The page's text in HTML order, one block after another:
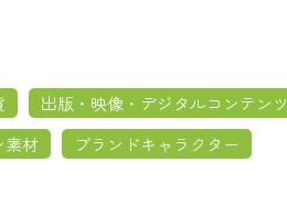
出版・映像・デジタルコンテンツ
素材 ブランドキャラクター